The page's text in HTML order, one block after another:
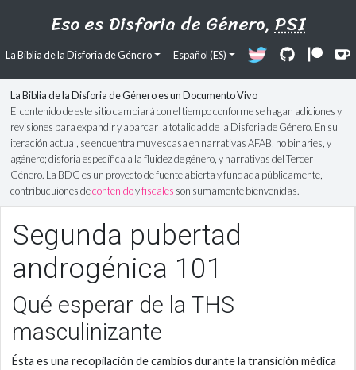
Eso es Disforia de Género,PSI
La Biblia de la Disforia de Género Español (ES)
La Biblia de la Disforia de Género es un Documento Vivo
El contenido de este sitio cambiará con el tiempo conforme se hagan adiciones y
revisiones para expandir y abarcar la totalidad de la Disforia de Género. En su
iteración actual, se encuentra muy escasa en narrativas AFAB, no binaries, y
agénero; disforia específica a la fluidez de género, y narrativas del Tercer
Género. La BDG es un proyecto de fuente abierta y fundada públicamente,
contribucuiones decontenidoyfiscales son sumamente bienvenidas.
Segunda pubertad
androgénica 101
Qué esperar de la THS
masculinizante
Ésta es una recopilación de cambios durante la transición médica